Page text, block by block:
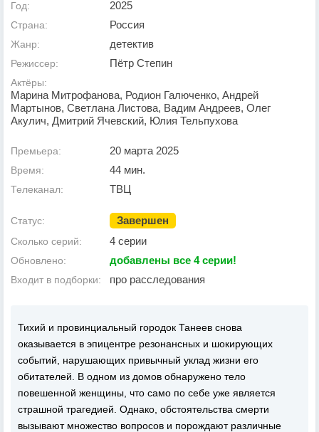
Год: 2025
Страна: Россия
Жанр: детектив
Режиссер: Пётр Степин
Актёры:
Марина Митрофанова, Родион Галюченко, Андрей
Мартынов, Светлана Листова, Вадим Андреев, Олег
Акулич, Дмитрий Ячевский, Юлия Тельпухова
Премьера: 20 марта 2025
Время: 44 мин.
Телеканал: ТВЦ
Статус: Завершен
Сколько серий: 4 серии
Обновлено: добавлены все 4 серии!
Входит в подборки: про расследования
Тихий и провинциальный городок Танеев снова
оказывается в эпицентре резонансных и шокирующих
событий, нарушающих привычный уклад жизни его
обитателей. В одном из домов обнаружено тело
повешенной женщины, что само по себе уже является
страшной трагедией. Однако, обстоятельства смерти
вызывают множество вопросов и порождают различные